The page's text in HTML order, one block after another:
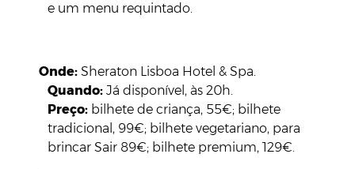
e um menu requintado.
Onde:Sheraton Lisboa Hotel & Spa.
Quando: Já disponível, às 20h.
Preço: bilhete de criança, 55€; bilhete
tradicional, 99€; bilhete vegetariano, para
brincar Sair 89€; bilhete premium, 129€.